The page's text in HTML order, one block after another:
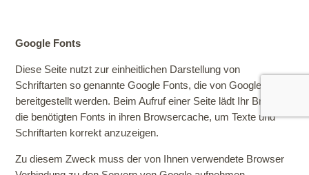
Google Fonts
Diese Seite nutzt zur einheitlichen Darstellung von
Schriftarten so genannte Google Fonts, die von Google
bereitgestellt werden. Beim Aufruf einer Seite lädt Ihr Browser
die benötigten Fonts in ihren Browsercache, um Texte und
Schriftarten korrekt anzuzeigen.
Zu diesem Zweck muss der von Ihnen verwendete Browser